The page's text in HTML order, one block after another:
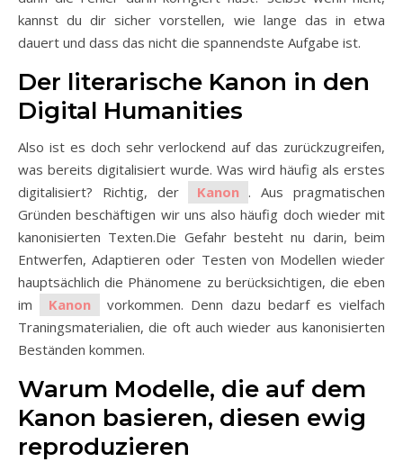
kannst du dir sicher vorstellen, wie lange das in etwa
dauert und dass das nicht die spannendste Aufgabe ist.
Der literarische Kanon in den
Digital Humanities
Also ist es doch sehr verlockend auf das zurückzugreifen,
was bereits digitalisiert wurde. Was wird häufig als erstes
digitalisiert? Richtig, der
Kanon . Aus pragmatischen
Gründen beschäftigen wir uns also häufig doch wieder mit
kanonisierten Texten.Die Gefahr besteht nu darin, beim
Entwerfen, Adaptieren oder Testen von Modellen wieder
hauptsächlich die Phänomene zu berücksichtigen, die eben
im
Kanon
vorkommen. Denn dazu bedarf es vielfach
Traningsmaterialien, die oft auch wieder aus kanonisierten
Beständen kommen.
Warum Modelle, die auf dem
Kanon basieren, diesen ewig
reproduzieren